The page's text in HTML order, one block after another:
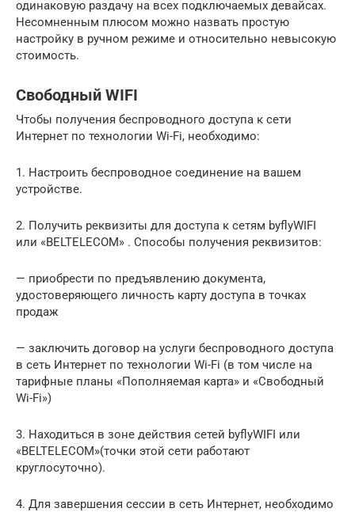
одинаковую раздачу на всех подключаемых девайсах.
Несомненным плюсом можно назвать простую
настройку в ручном режиме и относительно невысокую
стоимость.
Свободный WIFI
Чтобы получения беспроводного доступа к сети
Интернет по технологии Wi-Fi, необходимо:
1. Настроить беспроводное соединение на вашем
устройстве.
2. Получить реквизиты для доступа к сетям byflyWIFI
или «BELTELECOM» . Способы получения реквизитов:
— приобрести по предъявлению документа,
удостоверяющего личность карту доступа в точках
продаж
— заключить договор на услуги беспроводного доступа
в сеть Интернет по технологии Wi-Fi (в том числе на
тарифные планы «Пополняемая карта» и «Свободный
Wi-Fi»)
3. Находиться в зоне действия сетей byflyWIFI или
«BELTELECOM»(точки этой сети работают
круглосуточно).
4. Для завершения сессии в сеть Интернет, необходимо